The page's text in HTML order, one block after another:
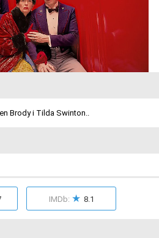
Brody i Tilda Swinton..
IMDb: ★ 8.1